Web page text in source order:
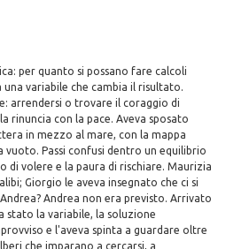
per quanto si possano fare calcoli
variabile che cambia il risultato.
arrendersi o trovare il coraggio di
rinuncia con la pace. Aveva sposato
in mezzo al mare, con la mappa
vuoto. Passi confusi dentro un equilibrio
di volere e la paura di rischiare. Maurizia
Giorgio le aveva insegnato che ci si
Andrea non era previsto. Arrivato
stato la variabile, la soluzione
e l'aveva spinta a guardare oltre
che imparano a cercarsi, a